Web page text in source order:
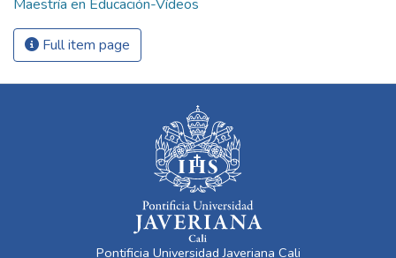
Maestría en Educación-Vídeos
Full item page
Pontificia Universidad Javeriana Cali